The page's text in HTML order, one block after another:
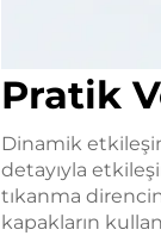
Pratik
Dinamik
detayıyla
tıkanma
kapakların